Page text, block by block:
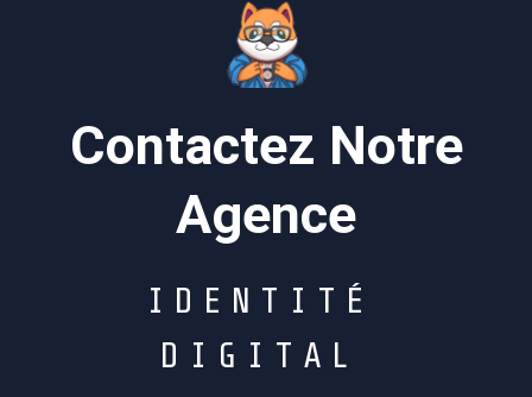
Contactez Notre
Agence
I D E N T I T É
D I G I T A L